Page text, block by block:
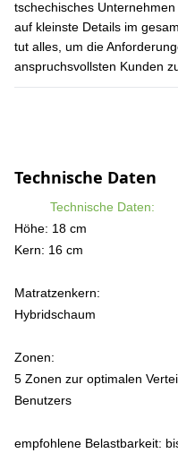
tschechisches
auf kleinste Details im
tut alles, um die
anspruchsvollsten Kunden
Technische Daten
Technische Daten:
Höhe: 18 cm
Kern: 16 cm
Matratzenkern:
Hybridschaum
Zonen:
5 Zonen zur optimalen
Benutzers
empfohlene Belastbarkeit: